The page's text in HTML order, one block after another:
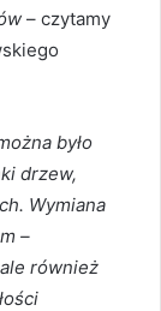
– czytamy
było
drzew,
Wymiana
–
również